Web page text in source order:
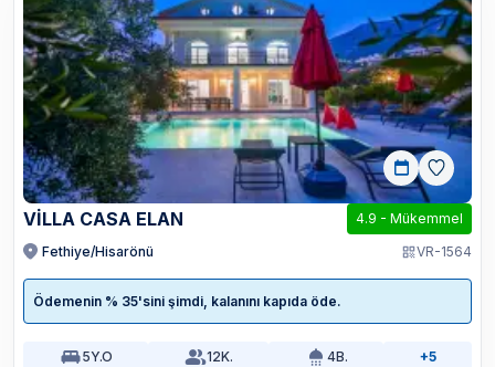
VİLLA CASA ELAN 4.9 - Mükemmel
Fethiye/Hisarönü
VR-1564
Ödemenin % 35'sini şimdi, kalanını kapıda öde.
5Y.O 12K. 4B. +5